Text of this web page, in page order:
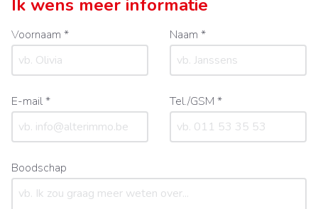
Ik wens meer informatie
Voornaam * Naam *
E-mail * Tel./GSM *
Boodschap